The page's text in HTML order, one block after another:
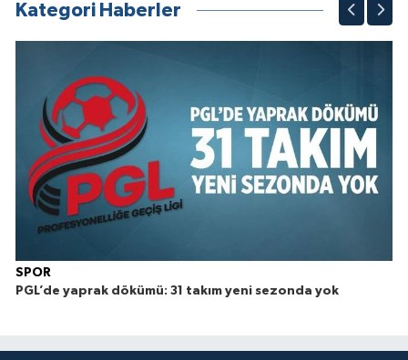
Kategori Haberler
SPOR
PGL’de yaprak dökümü: 31 takım yeni sezonda yok